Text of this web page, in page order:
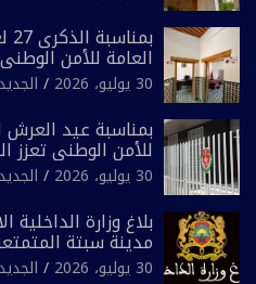
ضيق”
العامة للأمن
الشرطة السياحية
30 يوليو، 2026
بمناسبة عيد العرش
للأمن الوطني تعزز
فرقتين جديدتين
30 يوليو، 2026
بلاغ وزارة
مدينة سبتة
30 يوليو، 2026